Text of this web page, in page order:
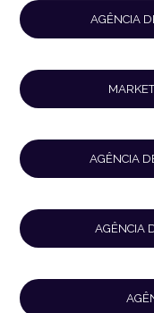
AGÊNCIA
AGÊNCIA
AGÊNCIA